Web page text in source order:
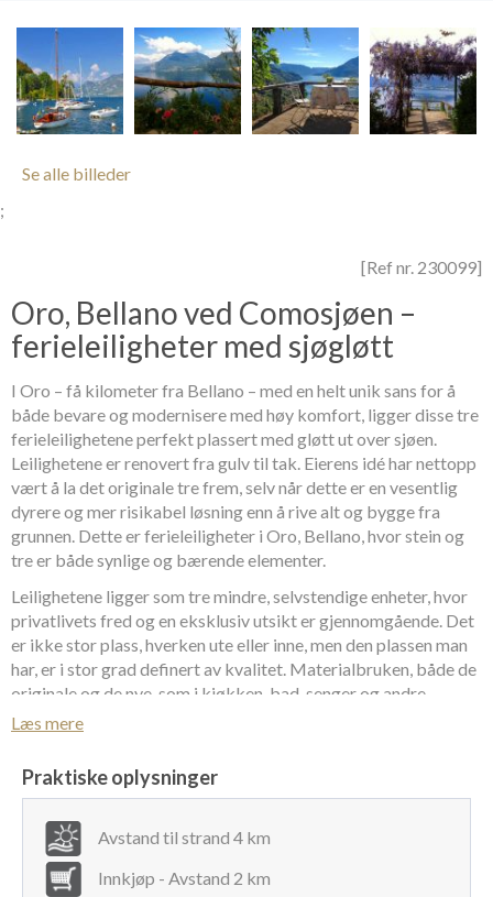
Se alle billeder
;
[Ref nr. 230099]
Oro, Bellano ved Comosjøen –
ferieleiligheter med sjøgløtt
I Oro – få kilometer fra Bellano – med en helt unik sans for å
både bevare og modernisere med høy komfort, ligger disse tre
ferieleilighetene perfekt plassert med gløtt ut over sjøen.
Leilighetene er renovert fra gulv til tak. Eierens idé har nettopp
vært å la det originale tre frem, selv når dette er en vesentlig
dyrere og mer risikabel løsning enn å rive alt og bygge fra
grunnen. Dette er ferieleiligheter i Oro, Bellano, hvor stein og
tre er både synlige og bærende elementer.
Leilighetene ligger som tre mindre, selvstendige enheter, hvor
privatlivets fred og en eksklusiv utsikt er gjennomgående. Det
er ikke stor plass, hverken ute eller inne, men den plassen man
har, er i stor grad definert av kvalitet. Materialbruken, både de
originale og de nye, som i kjøkken, bad, senger og andre
møbler, er av høyeste kvalitet. I alle tre leiligheter er det sørget
finne et representativt utvalg av viner fra italienske
produsenter, som utleier selv har valgt ut. Videre vil det være
er det satellitt-TV samt musikkanlegg og Bose Wi-Fi system
til nettbrett/smartphone. Sist men ikke minst er det et mindre
stereoanlegg med CD-spiller, samt et utvalg CD´er.
Læs mere
Praktiske oplysninger
Avstand til strand 4 km
Innkjøp - Avstand 2 km